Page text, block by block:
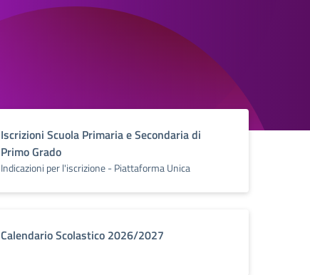
Iscrizioni Scuola Primaria e Secondaria di
Primo Grado
Indicazioni per l'iscrizione - Piattaforma Unica
Calendario Scolastico 2026/2027